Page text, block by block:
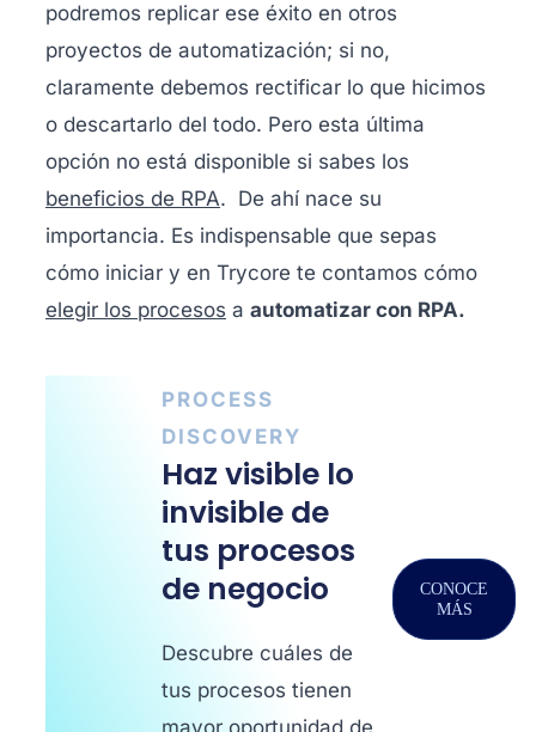
podremos replicar ese éxito en otros
proyectos de automatización; si no,
claramente debemos rectificar lo que hicimos
o descartarlo del todo. Pero esta última
opción no está disponible si sabes los
beneficios de RPA. De ahí nace su
importancia. Es indispensable que sepas
cómo iniciar y en Trycore te contamos cómo
elegir los procesos a automatizar con RPA.
PROCESS
DISCOVERY
Haz visible lo
invisible de
tus procesos
de negocio
Descubre cuáles de
tus procesos tienen
CONOCE
MÁS